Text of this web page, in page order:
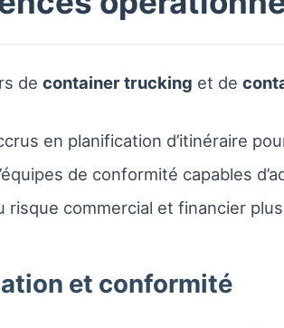
de container trucking et de
en planification d’itinéraire
de conformité capables
risque commercial et financier
et conformité